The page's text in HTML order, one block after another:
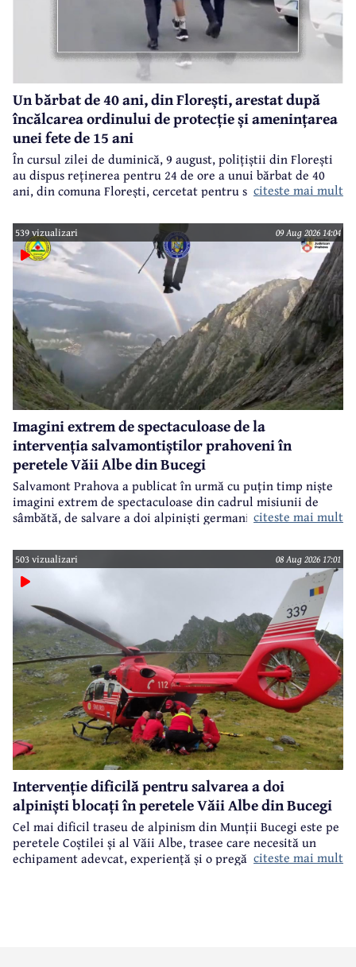
Un bărbat de 40 ani, din Florești, arestat după
încălcarea ordinului de protecție și amenințarea
unei fete de 15 ani
În cursul zilei de duminică, 9 august, polițiștii din Florești
au dispus reținerea pentru 24 de ore a unui bărbat de 40
ani, din comuna Florești, cercetat pentru săvârșirea
amenințare.
citeste mai mult
539 vizualizari 09 Aug 2026 14:04
Imagini extrem de spectaculoase de la
intervenția salvamontiștilor prahoveni în
peretele Văii Albe din Bucegi
Salvamont Prahova a publicat în urmă cu puțin timp niște
imagini extrem de spectaculoase din cadrul misiunii de
sâmbătă, de salvare a doi alpiniști germani din peretele
citeste mai mult
503 vizualizari 08 Aug 2026 17:01
Intervenție dificilă pentru salvarea a doi
alpiniști blocați în peretele Văii Albe din Bucegi
Cel mai dificil traseu de alpinism din Munții Bucegi este pe
peretele Coștilei și al Văii Albe, trasee care necesită un
echipament adevcat, experiență și o pregătire specifică.
citeste mai mult